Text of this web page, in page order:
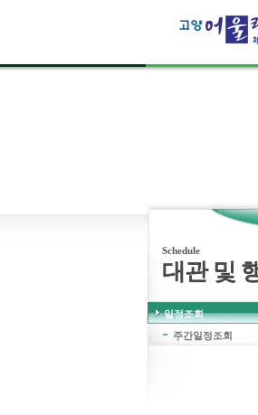
보다 더
Schedule
대관 및
일정조회
주간일정조회